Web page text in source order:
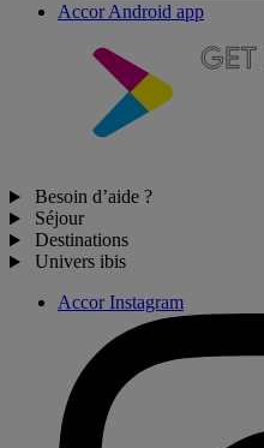
Accor Android app
Besoin d’aide ?
Séjour
Destinations
Univers ibis
Accor Instagram